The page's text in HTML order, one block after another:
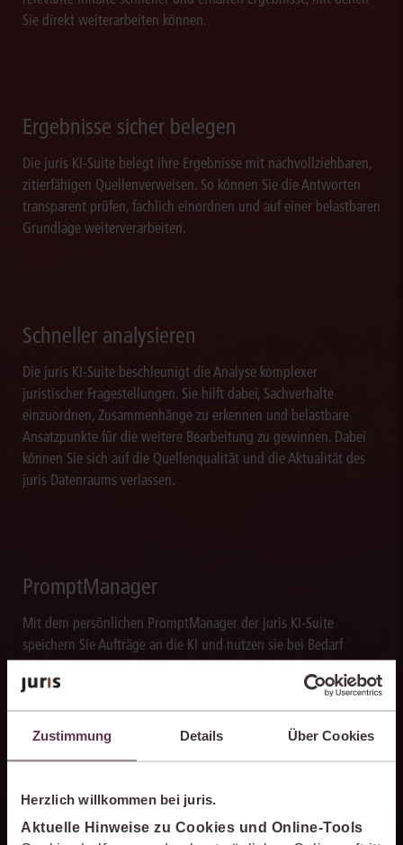
Zustimmung Details Über Cookies
Herzlich willkommen bei juris.
Aktuelle Hinweise zu Cookies und Online-Tools
Sie direkt weiterarbeiten können.
Ergebnisse sicher belegen
Die juris KI-Suite belegt ihre Ergebnisse mit nachvollziehbaren,
zitierfähigen Quellenverweisen. So können Sie die Antworten
transparent prüfen, fachlich einordnen und auf einer belastbaren
Grundlage weiterverarbeiten.
Schneller analysieren
Die juris KI-Suite beschleunigt die Analyse komplexer
juristischer Fragestellungen. Sie hilft dabei, Sachverhalte
einzuordnen, Zusammenhänge zu erkennen und belastbare
Ansatzpunkte für die weitere Bearbeitung zu gewinnen. Dabei
können Sie sich auf die Quellenqualität und die Aktualität des
juris Datenraums verlassen.
PromptManager
Mit dem persönlichen PromptManager der juris KI-Suite
speichern Sie Aufträge an die KI und nutzen sie bei Bedarf
schnell erneut. Mit dem PromptManager standardisieren Sie
Arbeitsabläufe und sorgen für eine effiziente Bearbeitung
wiederkehrender juristischer Aufgaben.
Texte blitzschnell erstellen